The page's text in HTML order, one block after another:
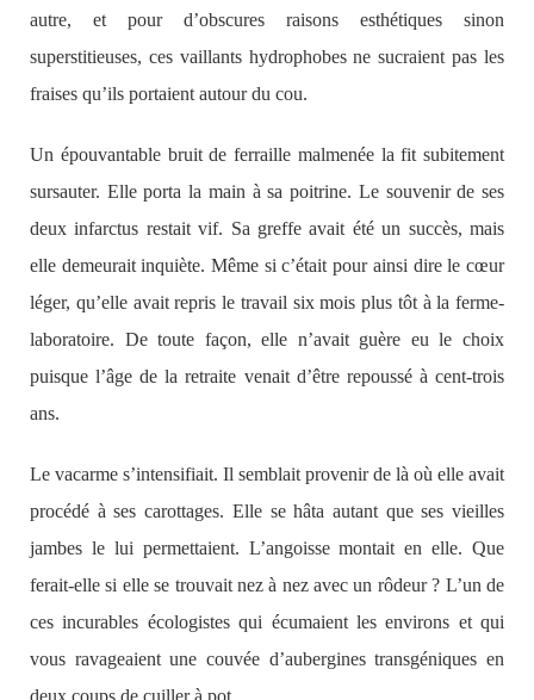
autre, et pour d’obscures raisons esthétiques sinon
superstitieuses, ces vaillants hydrophobes ne sucraient pas les
fraises qu’ils portaient autour du cou.
Un épouvantable bruit de ferraille malmenée la fit subitement
sursauter. Elle porta la main à sa poitrine. Le souvenir de ses
deux infarctus restait vif. Sa greffe avait été un succès, mais
elle demeurait inquiète. Même si c’était pour ainsi dire le cœur
léger, qu’elle avait repris le travail six mois plus tôt à la ferme-
laboratoire. De toute façon, elle n’avait guère eu le choix
puisque l’âge de la retraite venait d’être repoussé à cent-trois
ans.
Le vacarme s’intensifiait. Il semblait provenir de là où elle avait
procédé à ses carottages. Elle se hâta autant que ses vieilles
jambes le lui permettaient. L’angoisse montait en elle. Que
ferait-elle si elle se trouvait nez à nez avec un rôdeur ? L’un de
ces incurables écologistes qui écumaient les environs et qui
vous ravageaient une couvée d’aubergines transgéniques en
deux coups de cuiller à pot.